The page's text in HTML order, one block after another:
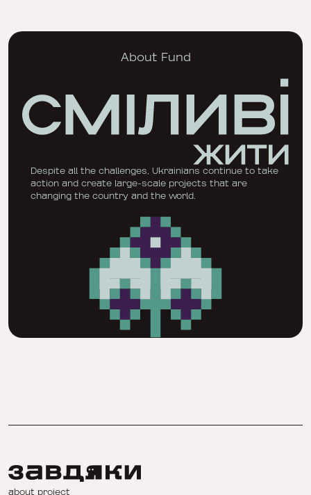
About Fund
Despite all the challenges, Ukrainians continue to take
action and create large-scale projects that are
changing the country and the world.
about project